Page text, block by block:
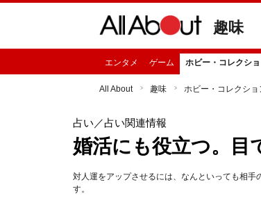
趣味
エンタメ ゲーム ホビー・コレクシ
All About 趣味 ホビー・コレクショ
占い ／占い関連情報
婚活にも役立つ。目
対人運をアップさせるには、なんといっても相
す。